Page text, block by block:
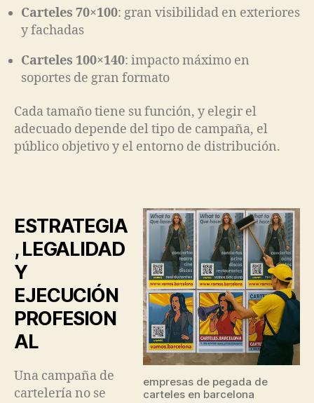
Carteles 70×100: gran visibilidad en exteriores
y fachadas
Carteles 100×140: impacto máximo en
soportes de gran formato
Cada tamaño tiene su función, y elegir el
adecuado depende del tipo de campaña, el
público objetivo y el entorno de distribución.
empresas de pegada de
carteles en barcelona
ESTRATEGIA
, LEGALIDAD
Y
EJECUCIÓN
PROFESION
AL
Una campaña de
cartelería no se